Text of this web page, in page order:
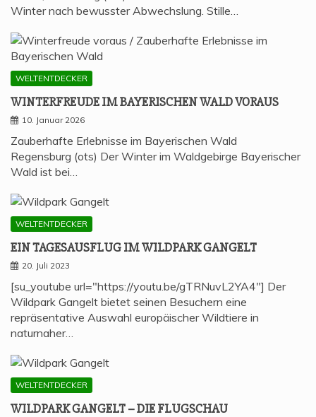
Winter nach bewusster Abwechslung. Stille…
WELTENTDECKER
WIN­TER­FREU­DE IM BAYE­RI­SCHEN WALD VORAUS
10. Januar 2026
Zauberhafte Erlebnisse im Bayerischen Wald
Regensburg (ots) Der Winter im Waldgebirge Bayerischer
Wald ist bei…
WELTENTDECKER
EIN TAGES­AUS­FLUG IM WILD­PARK GANGELT
20. Juli 2023
[su_youtube url="https://youtu.be/gTRNuvL2YA4"] Der
Wildpark Gangelt bietet seinen Besuchern eine
repräsentative Auswahl europäischer Wildtiere in
naturnaher…
WELTENTDECKER
WILD­PARK GAN­GELT – DIE FLUGSCHAU